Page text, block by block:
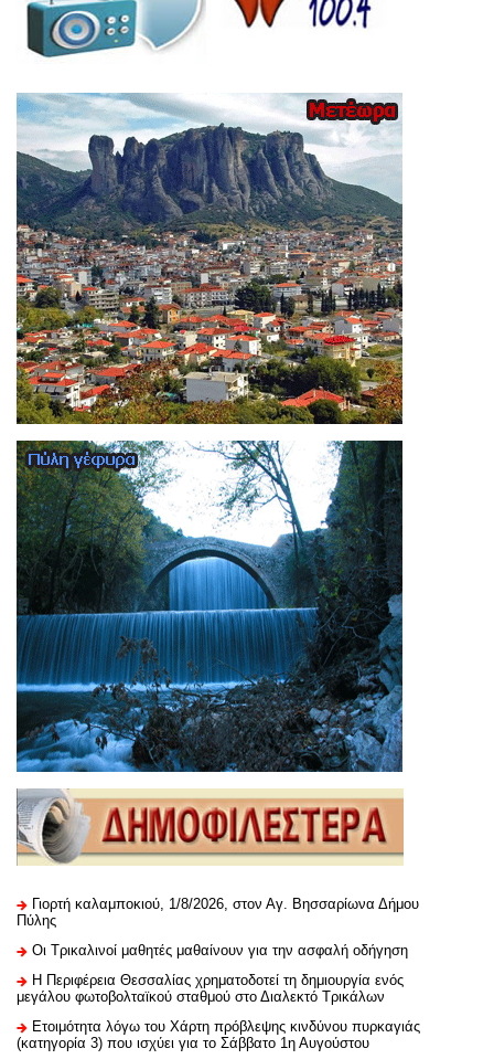
Γιορτή καλαμποκιού, 1/8/2026, στον Αγ. Βησσαρίωνα Δήμου
Πύλης
Οι Τρικαλινοί μαθητές μαθαίνουν για την ασφαλή οδήγηση
H Περιφέρεια Θεσσαλίας χρηματοδοτεί τη δημιουργία ενός
μεγάλου φωτοβολταϊκού σταθμού στο Διαλεκτό Τρικάλων
Ετοιμότητα λόγω του Χάρτη πρόβλεψης κινδύνου πυρκαγιάς
(κατηγορία 3) που ισχύει για το Σάββατο 1η Αυγούστου